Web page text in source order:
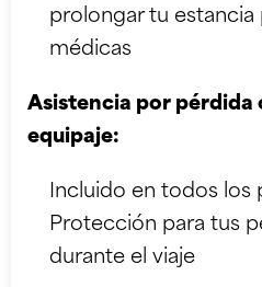
prolongar tu estancia
médicas
Asistencia por pérdida
equipaje:
Incluido en todos los
Protección para tus
durante el viaje